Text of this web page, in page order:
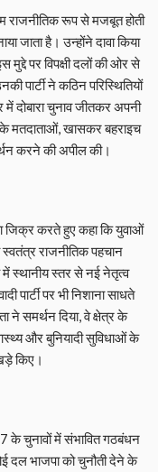
राजनीतिक रूप से मजबूत होती
जाता है। उन्होंने दावा किया
पर विपक्षी दलों की ओर से
पार्टी ने कठिन परिस्थितियों
में दोबारा चुनाव जीतकर अपनी
के मतदाताओं, खासकर बहराइच
करने की अपील की।
जिक्र करते हुए कहा कि युवाओं
राजनीतिक पहचान
में स्थानीय स्तर से नई नेतृत्व
पार्टी पर भी निशाना साधते
ने समर्थन दिया, वे क्षेत्र के
और बुनियादी सुविधाओं के
किए।
के चुनावों में संभावित गठबंधन
दल भाजपा को चुनौती देने के